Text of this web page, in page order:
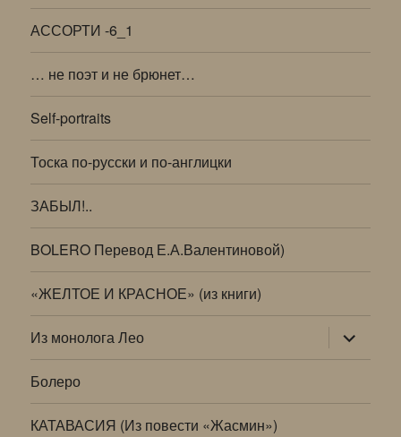
АССОРТИ -6_1
… не поэт и не брюнет…
Self-portraits
Тоска по-русски и по-англицки
ЗАБЫЛ!..
BOLERO Перевод Е.А.Валентиновой)
«ЖЕЛТОЕ И КРАСНОЕ» (из книги)
Из монолога Лео раскрыть
дочернее
меню
Болеро
КАТАВАСИЯ (Из повести «Жасмин»)